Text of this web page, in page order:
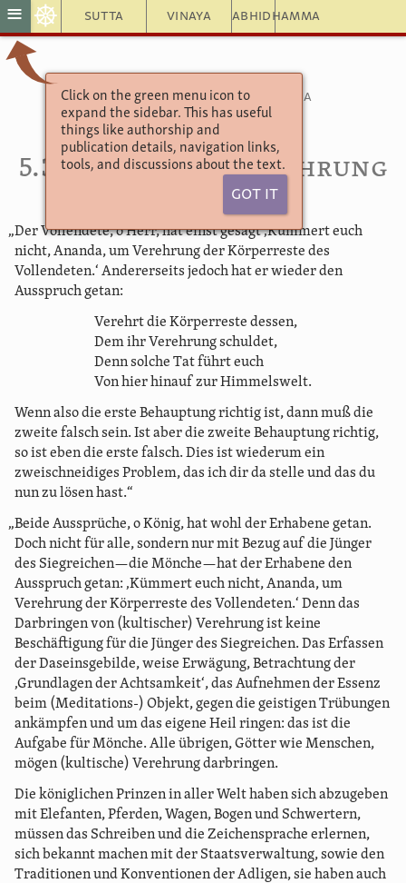
Sutta Vinaya Abhidhamma
≡ ☸
Click on the green menu icon to
expand the sidebar. This has useful
things like authorship and
publication details, navigation links,
tools, and discussions about the text.
Got It
Die Fragen des Königs Milinda
Teil 4
Kapitel 3
5.3.7. Reliquienverehrung
„Der Vollendete, o Herr, hat einst gesagt ‚Kümmert euch
nicht, Ananda, um Verehrung der Körperreste des
Vollendeten.‘ Andererseits jedoch hat er wieder den
Ausspruch getan:
Verehrt die Körperreste dessen,
Dem ihr Verehrung schuldet,
Denn solche Tat führt euch
Von hier hinauf zur Himmelswelt.
Wenn also die erste Behauptung richtig ist, dann muß die
zweite falsch sein. Ist aber die zweite Behauptung richtig,
so ist eben die erste falsch. Dies ist wiederum ein
zweischneidiges Problem, das ich dir da stelle und das du
nun zu lösen hast.“
„Beide Aussprüche, o König, hat wohl der Erhabene getan.
Doch nicht für alle, sondern nur mit Bezug auf die Jünger
des Siegreichen—die Mönche—hat der Erhabene den
Ausspruch getan: ‚Kümmert euch nicht, Ananda, um
Verehrung der Körperreste des Vollendeten.‘ Denn das
Darbringen von (kultischer) Verehrung ist keine
Beschäftigung für die Jünger des Siegreichen. Das Erfassen
der Daseinsgebilde, weise Erwägung, Betrachtung der
‚Grundlagen der Achtsamkeit‘, das Aufnehmen der Essenz
beim (Meditations-) Objekt, gegen die geistigen Trübungen
ankämpfen und um das eigene Heil ringen: das ist die
Aufgabe für Mönche. Alle übrigen, Götter wie Menschen,
mögen (kultische) Verehrung darbringen.
Die königlichen Prinzen in aller Welt haben sich abzugeben
mit Elefanten, Pferden, Wagen, Bogen und Schwertern,
müssen das Schreiben und die Zeichensprache erlernen,
sich bekannt machen mit der Staatsverwaltung, sowie den
Traditionen und Konventionen der Adligen, sie haben auch